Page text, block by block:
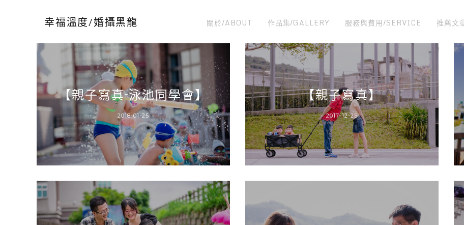
幸福溫度/婚攝黑龍 關於/ABOUT 作品集/GALLERY 服務與費用/SERVICE 推薦文
【親子寫真-泳池同學會】
2018-01-25
【親子寫真】
2017-12-25